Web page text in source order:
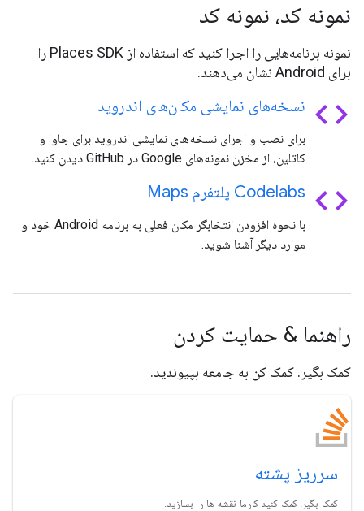
نمونه کد، نمونه کد
نمونه برنامه‌هایی را اجرا کنید که استفاده از Places SDK را
برای Android نشان می‌دهند.
code نسخه‌های نمایشی مکان‌های اندروید
برای نصب و اجرای نسخه‌های نمایشی اندروید برای جاوا و
کاتلین، از مخزن نمونه‌های Google در GitHub دیدن کنید.
code Codelabs پلتفرم Maps
با نحوه افزودن انتخابگر مکان فعلی به برنامه Android خود و
موارد دیگر آشنا شوید.
راهنما & حمایت کردن
کمک بگیر. کمک کن به جامعه بپیوندید.
سرریز پشته
کمک بگیر. کمک کنید کارما نقشه ها را بسازید.